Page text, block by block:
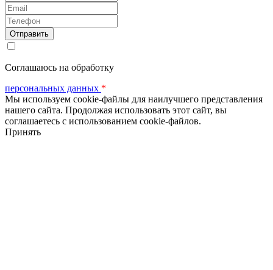
Email
Телефон
Соглашаюсь на обработку
персональных данных *
Мы используем cookie-файлы для наилучшего представления
нашего сайта. Продолжая использовать этот сайт, вы
соглашаетесь с использованием cookie-файлов.
Принять